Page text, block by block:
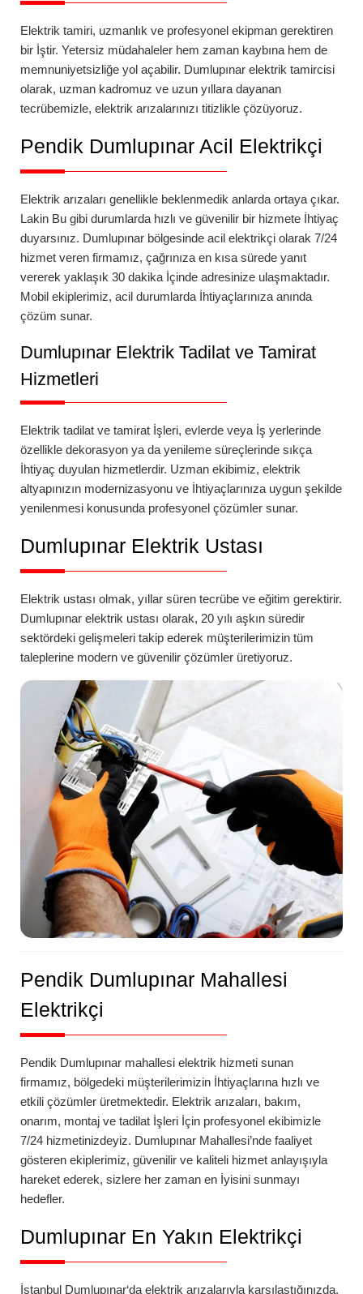
Elektrik tamiri, uzmanlık ve profesyonel ekipman gerektiren
bir İştir. Yetersiz müdahaleler hem zaman kaybına hem de
memnuniyetsizliğe yol açabilir. Dumlupınar elektrik tamircisi
olarak, uzman kadromuz ve uzun yıllara dayanan
tecrübemizle, elektrik arızalarınızı titizlikle çözüyoruz.
Pendik Dumlupınar Acil Elektrikçi
Elektrik arızaları genellikle beklenmedik anlarda ortaya çıkar.
Lakin Bu gibi durumlarda hızlı ve güvenilir bir hizmete İhtiyaç
duyarsınız. Dumlupınar bölgesinde acil elektrikçi olarak 7/24
hizmet veren firmamız, çağrınıza en kısa sürede yanıt
vererek yaklaşık 30 dakika İçinde adresinize ulaşmaktadır.
Mobil ekiplerimiz, acil durumlarda İhtiyaçlarınıza anında
çözüm sunar.
Dumlupınar Elektrik Tadilat ve Tamirat
Hizmetleri
Elektrik tadilat ve tamirat İşleri, evlerde veya İş yerlerinde
özellikle dekorasyon ya da yenileme süreçlerinde sıkça
İhtiyaç duyulan hizmetlerdir. Uzman ekibimiz, elektrik
altyapınızın modernizasyonu ve İhtiyaçlarınıza uygun şekilde
yenilenmesi konusunda profesyonel çözümler sunar.
Dumlupınar Elektrik Ustası
Elektrik ustası olmak, yıllar süren tecrübe ve eğitim gerektirir.
Dumlupınar elektrik ustası olarak, 20 yılı aşkın süredir
sektördeki gelişmeleri takip ederek müşterilerimizin tüm
taleplerine modern ve güvenilir çözümler üretiyoruz.
Pendik Dumlupınar Mahallesi
Elektrikçi
Pendik Dumlupınar mahallesi elektrik hizmeti sunan
firmamız, bölgedeki müşterilerimizin İhtiyaçlarına hızlı ve
etkili çözümler üretmektedir. Elektrik arızaları, bakım,
onarım, montaj ve tadilat İşleri İçin profesyonel ekibimizle
7/24 hizmetinizdeyiz. Dumlupınar Mahallesi’nde faaliyet
gösteren ekiplerimiz, güvenilir ve kaliteli hizmet anlayışıyla
hareket ederek, sizlere her zaman en İyisini sunmayı
hedefler.
Dumlupınar En Yakın Elektrikçi
İstanbul Dumlupınar‘da elektrik arızalarıyla karşılaştığınızda,